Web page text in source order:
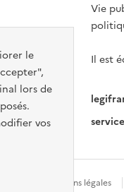
le
lors de
vos
Vie
Il est
Mentions légales